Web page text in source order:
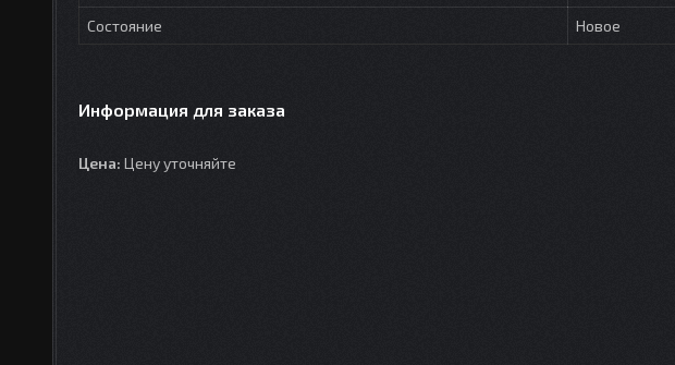
Состояние
Новое
Информация для заказа
Цена: Цену уточняйте